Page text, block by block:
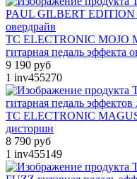
TC ELECTRONIC MOJO
гитарная педаль эффекта
9 190 руб
1 inv455270
TC ELECTRONIC MAGUS
дисторшн
8 790 руб
1 inv455149